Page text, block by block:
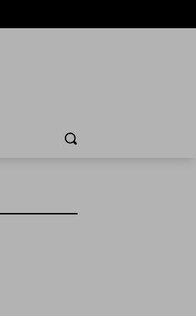
Cerca